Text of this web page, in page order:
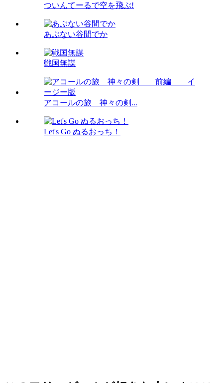
ついんてーるで空を飛ぶ!
あぶない谷間でか
戦国無謀
アコールの旅 神々の剣...
Let's Go ぬるおっち！